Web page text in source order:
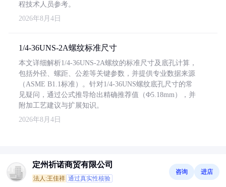
程技术人员参考。
2026年8月4日
1/4-36UNS-2A螺纹标准尺寸
本文详细解析1/4-36UNS-2A螺纹的标准尺寸及底孔计算，
包括外径、螺距、公差等关键参数，并提供专业数据来源
（ASME B1.1标准）。针对1/4-36UNS螺纹底孔尺寸的常
见疑问，通过公式推导给出精确推荐值（Φ5.18mm），并
附加工艺建议与扩展知识。
2026年8月4日
定州祈诺商贸有限公司
法人:王佳祥 通过真实性核验
咨询 进店